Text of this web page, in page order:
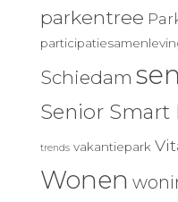
parkentree
Schiedam
Senior Smart
trends vakantiepark
Wonen